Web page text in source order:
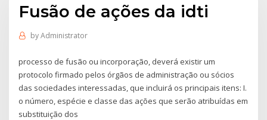
Fusão de ações da idti
byAdministrator
processo de fusão ou incorporação, deverá existir um
protocolo firmado pelos órgãos de administração ou sócios
das sociedades interessadas, que incluirá os principais itens: I.
o número, espécie e classe das ações que serão atribuídas em
substituição dos